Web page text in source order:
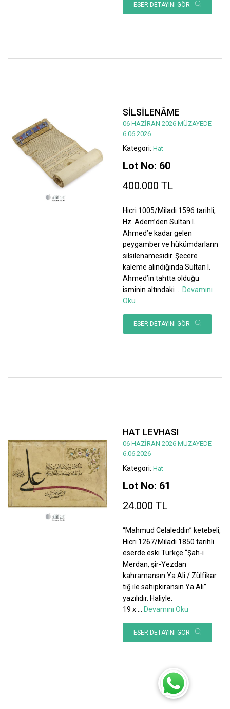
ESER DETAYINI GÖR
SİLSİLENÂME
06 HAZİRAN 2026 MÜZAYEDE
6.06.2026
Kategori: Hat
Lot No: 60
400.000 TL
Hicri 1005/Miladi 1596 tarihli,
Hz. Adem’den Sultan I.
Ahmed’e kadar gelen
peygamber ve hükümdarların
silsilenamesidir. Şecere
kaleme alındığında Sultan I.
Ahmed’in tahtta olduğu
isminin altındaki
Devamını
Oku
ESER DETAYINI GÖR
HAT LEVHASI
06 HAZİRAN 2026 MÜZAYEDE
6.06.2026
Kategori: Hat
Lot No: 61
24.000 TL
“Mahmud Celaleddin” ketebeli,
Hicri 1267/Miladi 1850 tarihli
eserde eski Türkçe “Şah-ı
Merdan, şir-Yezdan
kahramansın Ya Ali / Zülfikar
tığ ile sahipkıransın Ya Ali”
yazılıdır. Haliyle.
19 x
Devamını Oku
ESER DETAYINI GÖR